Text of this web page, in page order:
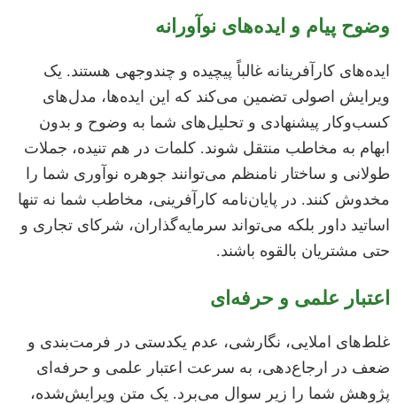
وضوح پیام و ایده‌های نوآورانه
ایده‌های کارآفرینانه غالباً پیچیده و چندوجهی هستند. یک
ویرایش اصولی تضمین می‌کند که این ایده‌ها، مدل‌های
کسب‌وکار پیشنهادی و تحلیل‌های شما به وضوح و بدون
ابهام به مخاطب منتقل شوند. کلمات در هم تنیده، جملات
طولانی و ساختار نامنظم می‌توانند جوهره نوآوری شما را
مخدوش کنند. در پایان‌نامه کارآفرینی، مخاطب شما نه تنها
اساتید داور بلکه می‌تواند سرمایه‌گذاران، شرکای تجاری و
حتی مشتریان بالقوه باشند.
اعتبار علمی و حرفه‌ای
غلط‌های املایی، نگارشی، عدم یکدستی در فرمت‌بندی و
ضعف در ارجاع‌دهی، به سرعت اعتبار علمی و حرفه‌ای
پژوهش شما را زیر سوال می‌برد. یک متن ویرایش‌شده،